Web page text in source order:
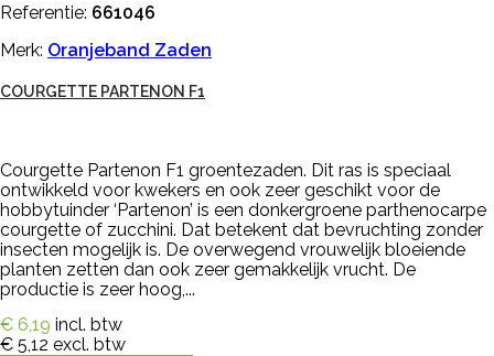
Referentie: 661046
Merk: Oranjeband Zaden
COURGETTE PARTENON F1
Courgette Partenon F1 groentezaden. Dit ras is speciaal
ontwikkeld voor kwekers en ook zeer geschikt voor de
hobbytuinder ‘Partenon’ is een donkergroene parthenocarpe
courgette of zucchini. Dat betekent dat bevruchting zonder
insecten mogelijk is. De overwegend vrouwelijk bloeiende
planten zetten dan ook zeer gemakkelijk vrucht. De
productie is zeer hoog,...
€ 6,19 incl. btw
€ 5,12 excl. btw